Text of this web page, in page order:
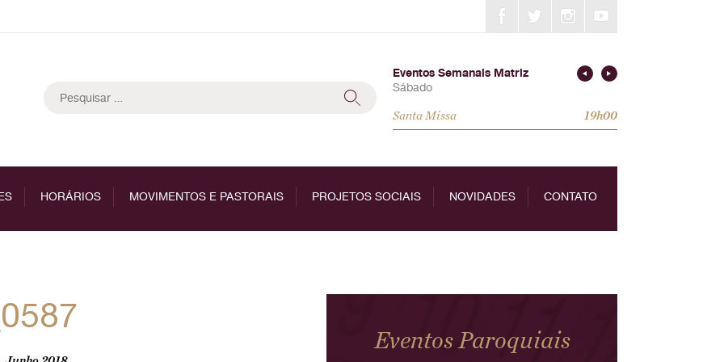
por:
Eventos Semanais Matriz
Sábado
Santa Missa 19h00
HORÁRIOS MOVIMENTOS E PASTORAIS PROJETOS SOCIAIS NOVIDADES CONTATO
Eventos Paroquiais